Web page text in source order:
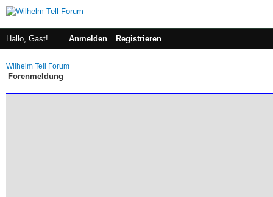
Hallo, Gast! Anmelden Registrieren
Wilhelm Tell Forum
Forenmeldung